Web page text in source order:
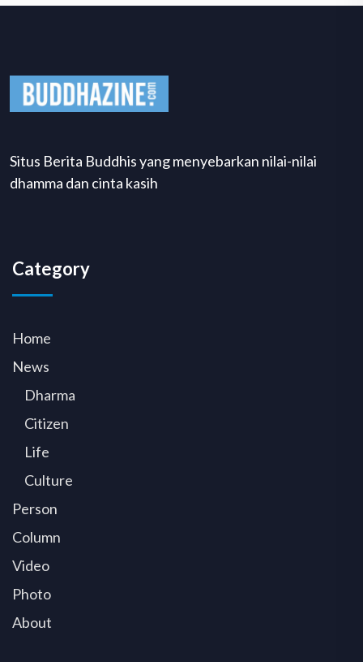
Situs Berita Buddhis yang menyebarkan nilai-nilai
dhamma dan cinta kasih
Category
Home
News
Dharma
Citizen
Life
Culture
Person
Column
Video
Photo
About